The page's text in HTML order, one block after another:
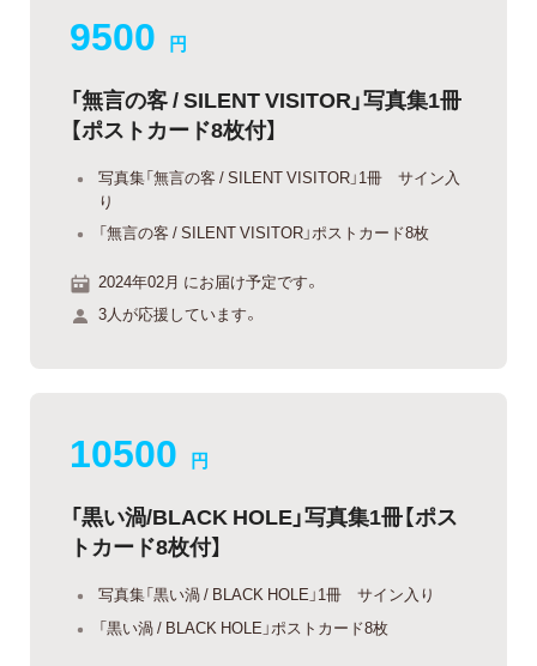
9500 円
「無言の客 / SILENT VISITOR」写真集1冊
【ポストカード8枚付】
写真集「無言の客 / SILENT VISITOR」1冊 サイン入
り
「無言の客 / SILENT VISITOR」ポストカード8枚
2024年02月 にお届け予定です。
3人が応援しています。
10500 円
「黒い渦/BLACK HOLE」写真集1冊【ポス
トカード8枚付】
写真集「黒い渦 / BLACK HOLE」1冊 サイン入り
「黒い渦 / BLACK HOLE」ポストカード8枚